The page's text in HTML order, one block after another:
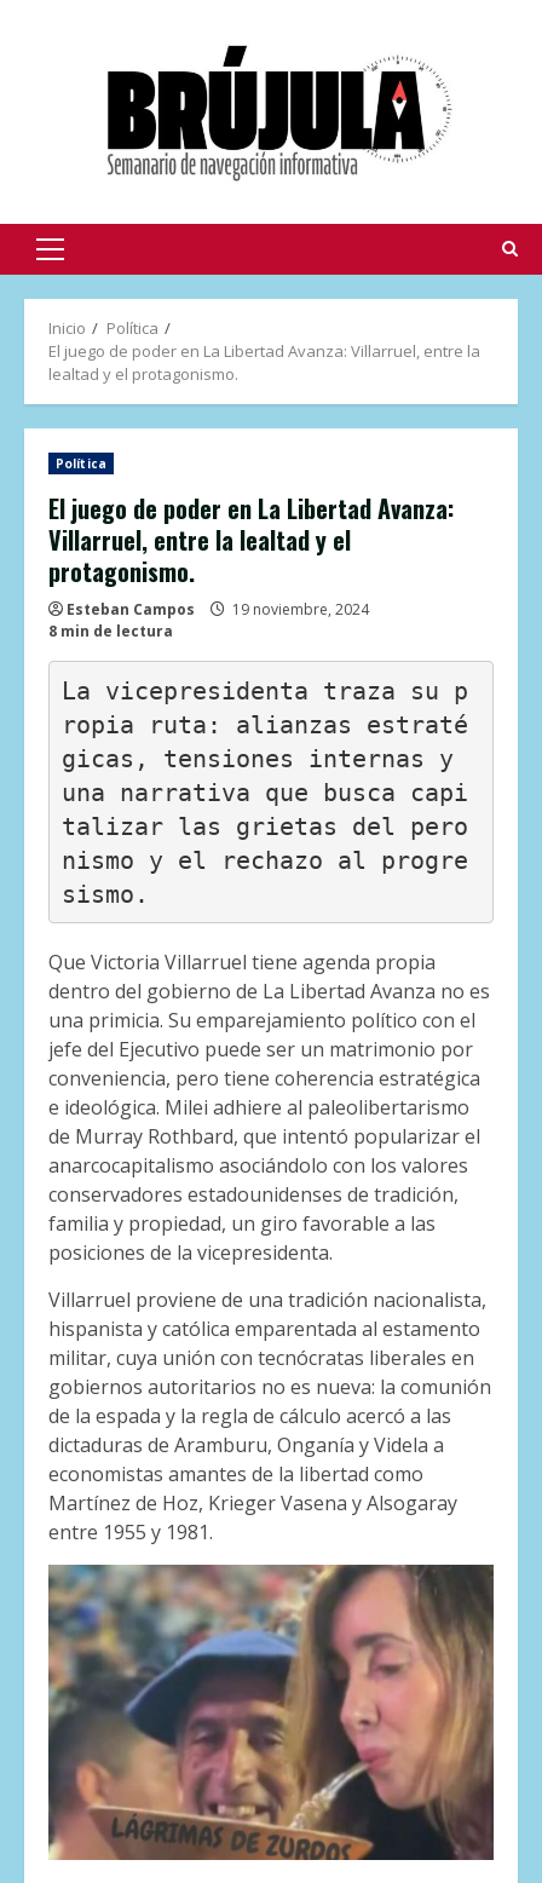
Inicio
Política
El juego de poder en La Libertad Avanza: Villarruel, entre la
lealtad y el protagonismo.
Política
El juego de poder en La Libertad Avanza:
Villarruel, entre la lealtad y el
protagonismo.
Esteban Campos
19 noviembre, 2024
8 min de lectura
La vicepresidenta traza su p
ropia ruta: alianzas estraté
gicas, tensiones internas y
una narrativa que busca capi
talizar las grietas del pero
nismo y el rechazo al progre
sismo.
Que Victoria Villarruel tiene agenda propia
dentro del gobierno de La Libertad Avanza no es
una primicia. Su emparejamiento político con el
jefe del Ejecutivo puede ser un matrimonio por
conveniencia, pero tiene coherencia estratégica
e ideológica. Milei adhiere al paleolibertarismo
de Murray Rothbard, que intentó popularizar el
anarcocapitalismo asociándolo con los valores
conservadores estadounidenses de tradición,
familia y propiedad, un giro favorable a las
posiciones de la vicepresidenta.
Villarruel proviene de una tradición nacionalista,
hispanista y católica emparentada al estamento
militar, cuya unión con tecnócratas liberales en
gobiernos autoritarios no es nueva: la comunión
de la espada y la regla de cálculo acercó a las
dictaduras de Aramburu, Onganía y Videla a
economistas amantes de la libertad como
Martínez de Hoz, Krieger Vasena y Alsogaray
entre 1955 y 1981.